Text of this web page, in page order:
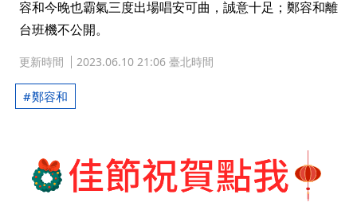
容和今晚也霸氣三度出場唱安可曲，誠意十足；鄭容和離
台班機不公開。
更新時間 2023.06.10 21:06 臺北時間
鄭容和